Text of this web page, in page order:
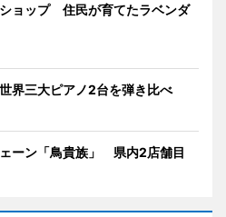
ョップ 住民が育てたラベンダ
界三大ピアノ2台を弾き比べ
ーン「鳥貴族」 県内2店舗目